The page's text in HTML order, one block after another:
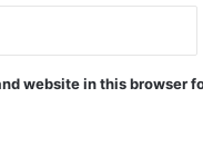
website in this browser